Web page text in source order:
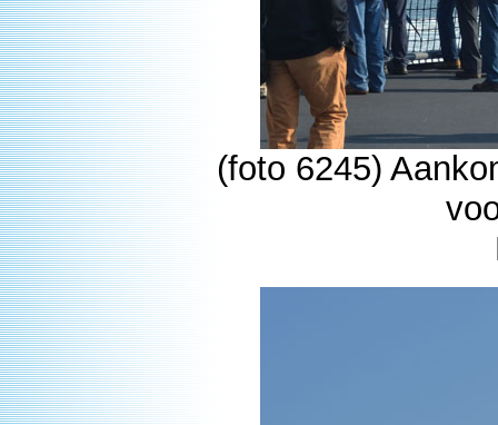
(foto 6245)